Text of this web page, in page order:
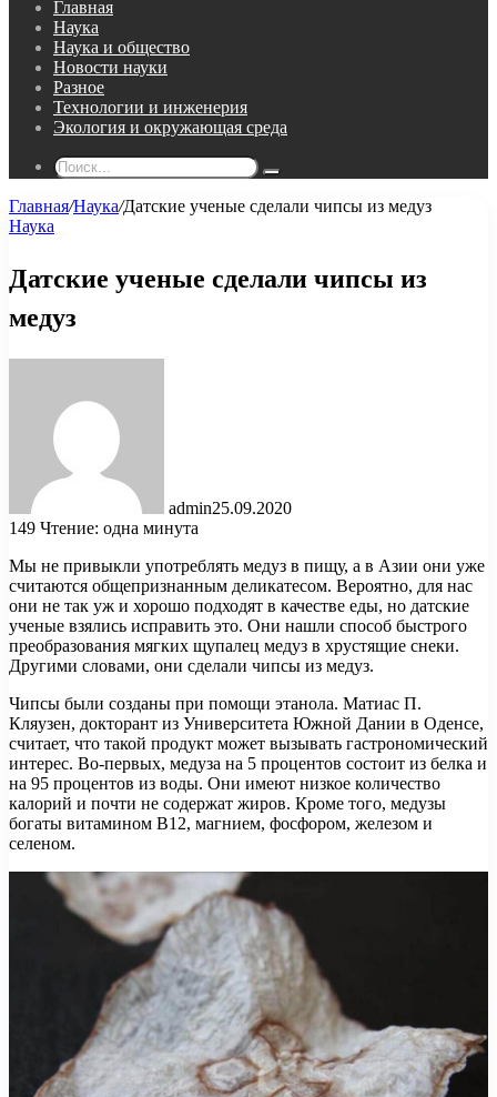
Главная
Наука
Наука и общество
Новости науки
Разное
Технологии и инженерия
Экология и окружающая среда
Поиск...
Главная/Наука/Датские ученые сделали чипсы из медуз
Наука
Датские ученые сделали чипсы из
медуз
admin25.09.2020
149 Чтение: одна минута
Мы не привыкли употреблять медуз в пищу, а в Азии они уже
считаются общепризнанным деликатесом. Вероятно, для нас
они не так уж и хорошо подходят в качестве еды, но датские
ученые взялись исправить это. Они нашли способ быстрого
преобразования мягких щупалец медуз в хрустящие снеки.
Другими словами, они сделали чипсы из медуз.
Чипсы были созданы при помощи этанола. Матиас П.
Кляузен, докторант из Университета Южной Дании в Оденсе,
считает, что такой продукт может вызывать гастрономический
интерес. Во-первых, медуза на 5 процентов состоит из белка и
на 95 процентов из воды. Они имеют низкое количество
калорий и почти не содержат жиров. Кроме того, медузы
богаты витамином B12, магнием, фосфором, железом и
селеном.